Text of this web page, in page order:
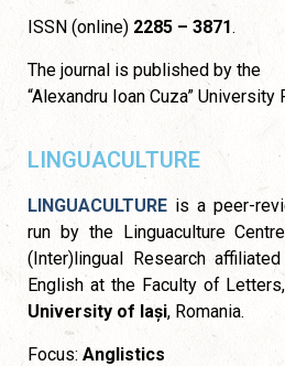
ISSN (online) 2285 – 3871.
The journal is published by the
“Alexandru Ioan Cuza” University
LINGUACULTURE
LINGUACULTURE is a peer-
run by the Linguaculture
(Inter)lingual Research
English at the Faculty of Letters,
University of Iași, Romania.
Focus: Anglistics